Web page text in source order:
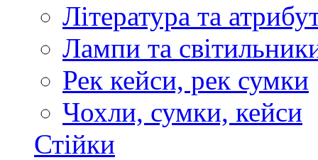
Література та
Лампи та
Рек кейси, рек сумки
Чохли, сумки, кейси
Стійки